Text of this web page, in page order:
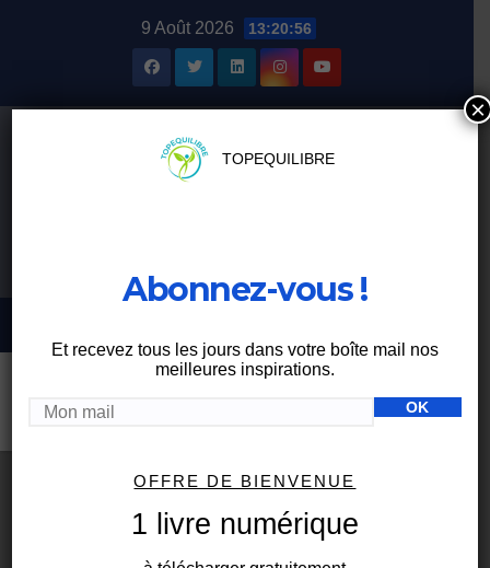
9 Août 2026 13:20:57
Étiquette :
TOPEQUILIBRE
Abonnez-vous !
Et recevez tous les jours dans votre boîte mail nos
meilleures inspirations.
OFFRE DE BIENVENUE
1 livre numérique
×